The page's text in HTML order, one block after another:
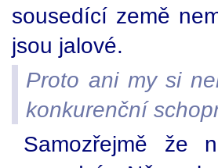
sousedící země
jsou jalové.
Proto ani my si
konkurenční
Samozřejmě že